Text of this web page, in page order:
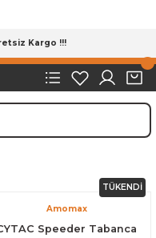
Kargo !!!
TÜKENDİ
Amomax
Speeder Tabanca